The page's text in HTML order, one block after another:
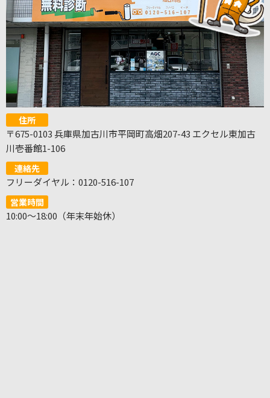
住所
〒675-0103 兵庫県加古川市平岡町高畑207-43 エクセル東加古
川壱番館1-106
連絡先
フリーダイヤル：0120-516-107
営業時間
10:00～18:00（年末年始休）